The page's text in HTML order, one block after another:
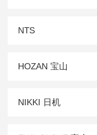
NTS
HOZAN 宝山
NIKKI 日机